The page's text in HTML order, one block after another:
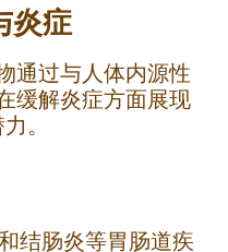
炎症
通过与人体内源性
缓解炎症方面展现
。
结肠炎等胃肠道疾